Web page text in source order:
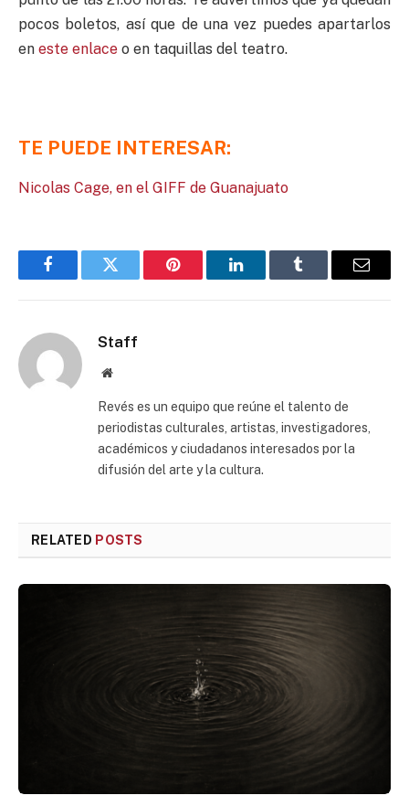
pocos boletos, así que de una vez puedes apartarlos
en este enlace o en taquillas del teatro.
TE PUEDE INTERESAR:
Nicolas Cage, en el GIFF de Guanajuato
FacebookTwitter Pinterest LinkedInTumblr Email
Staff
Website
Revés es un equipo que reúne el talento de
periodistas culturales, artistas, investigadores,
académicos y ciudadanos interesados por la
difusión del arte y la cultura.
RELATED POSTS